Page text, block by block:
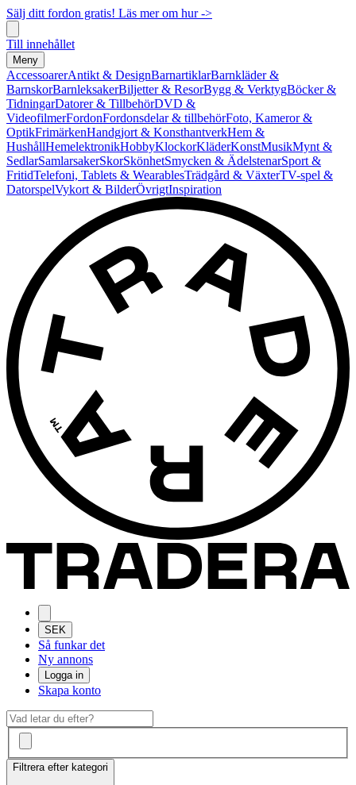
Sälj ditt fordon gratis! Läs mer om hur ->
Till innehållet
Meny
AccessoarerAntikt & DesignBarnartiklarBarnkläder &
BarnskorBarnleksakerBiljetter & ResorBygg & VerktygBöcker &
TidningarDatorer & TillbehörDVD &
VideofilmerFordonFordonsdelar & tillbehörFoto, Kameror &
OptikFrimärkenHandgjort & KonsthantverkHem &
HushållHemelektronikHobbyKlockorKläderKonstMusikMynt &
SedlarSamlarsakerSkorSkönhetSmycken & ÄdelstenarSport &
FritidTelefoni, Tablets & WearablesTrädgård & VäxterTV-spel &
DatorspelVykort & BilderÖvrigtInspiration
SEK
Så funkar det
Ny annons
Logga in
Skapa konto
Filtrera efter kategori